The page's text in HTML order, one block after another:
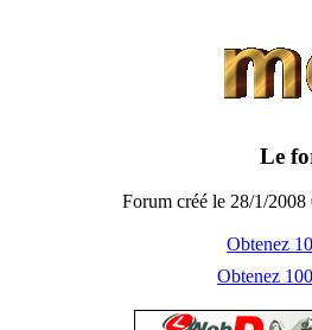
Le
Forum créé le 28/1/
Obtenez
Obtenez